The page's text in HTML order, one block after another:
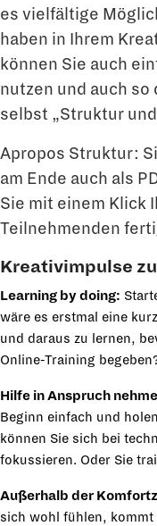
es vielfältige
haben in Ihrem
können Sie auch
nutzen und auch so
selbst „Struktur
Apropos Struktur:
am Ende auch als
Sie mit einem Klick
Teilnehmenden
Kreativimpulse
Learning by doing:
wäre es erstmal eine
und daraus zu lernen,
Online-Training
Hilfe in Anspruch
Beginn einfach und
können Sie sich bei
fokussieren. Oder Sie
Außerhalb der
sich wohl fühlen, kommt